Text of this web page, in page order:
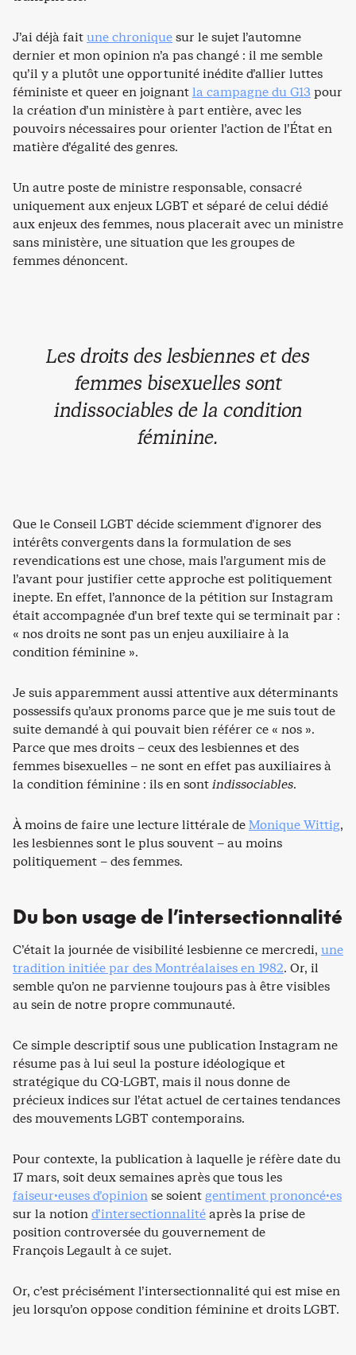
J’ai déjà faitune chroniquesur le sujet l’automne
dernier et mon opinion n’a pas changé : il me semble
qu’il y a plutôt une opportunité inédite d’allier luttes
féministe et queer en joignantla campagne du G13 pour
la création d’un ministère à part entière, avec les
pouvoirs nécessaires pour orienter l’action de l’État en
matière d’égalité des genres.
Un autre poste de ministre responsable, consacré
uniquement aux enjeux LGBT et séparé de celui dédié
aux enjeux des femmes, nous placerait avec un ministre
sans ministère, une situation que les groupes de
femmes dénoncent.
Les droits des lesbiennes et des
femmes bisexuelles sont
indissociables de la condition
féminine.
Que le Conseil LGBT décide sciemment d’ignorer des
intérêts convergents dans la formulation de ses
revendications est une chose, mais l’argument mis de
l’avant pour justifier cette approche est politiquement
inepte. En effet, l’annonce de la pétition sur Instagram
était accompagnée d’un bref texte qui se terminait par :
« nos droits ne sont pas un enjeu auxiliaire à la
condition féminine ».
Je suis apparemment aussi attentive aux déterminants
possessifs qu’aux pronoms parce que je me suis tout de
suite demandé à qui pouvait bien référer ce « nos ».
Parce que mes droits – ceux des lesbiennes et des
femmes bisexuelles – ne sont en effet pas auxiliaires à
la condition féminine : ils en sontindissociables.
À moins de faire une lecture littérale deMonique Wittig,
les lesbiennes sont le plus souvent – au moins
politiquement – des femmes.
Du bon usage de l’intersectionnalité
C’était la journée de visibilité lesbienne ce mercredi, une
tradition initiée par des Montréalaises en 1982. Or, il
semble qu’on ne parvienne toujours pas à être visibles
au sein de notre propre communauté.
Ce simple descriptif sous une publication Instagram ne
résume pas à lui seul la posture idéologique et
stratégique du CQ-LGBT, mais il nous donne de
précieux indices sur l’état actuel de certaines tendances
des mouvements LGBT contemporains.
Pour contexte, la publication à laquelle je réfère date du
17 mars, soit deux semaines après que tous les
faiseur·euses d’opinionse soientgentiment prononcé·es
sur la notiond’intersectionnalitéaprès la prise de
position controversée du gouvernement de
François Legault à ce sujet.
Or, c’est précisément l’intersectionnalité qui est mise en
jeu lorsqu’on oppose condition féminine et droits LGBT.